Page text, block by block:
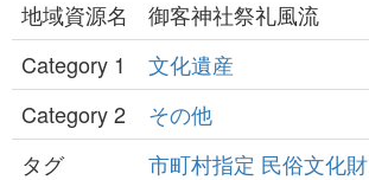
地域資源名
御客神社祭礼風流
Category 1
文化遺産
Category 2
その他
タグ
市町村指定 民俗文化財